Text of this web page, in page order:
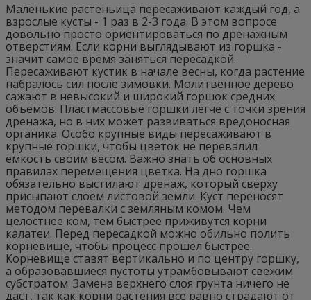
Маленькие растеньица пересаживают каждый год, а
взрослые кусты - 1 раз в 2-3 года. В этом вопросе
довольно просто ориентироваться по дренажным
отверстиям. Если корни выглядывают из горшка -
значит самое время заняться пересадкой.
Пересаживают кустик в начале весны, когда растение
набралось сил после зимовки. Молитвенное дерево
сажают в невысокий и широкий горшок средних
объемов. Пластмассовые горшки легче с точки зрения
дренажа, но в них может развиваться вредоносная
органика. Особо крупные виды пересаживают в
крупные горшки, чтобы цветок не перевалил
емкость своим весом. Важно знать об основных
правилах перемещения цветка. На дно горшка
обязательно выстилают дренаж, который сверху
присыпают слоем листовой земли. Куст переносят
методом перевалки с земляным комом. Чем
целостнее ком, тем быстрее приживутся корни
калатеи. Перед пересадкой можно обильно полить
корневище, чтобы процесс прошел быстрее.
Корневище ставят вертикально и по центру горшку,
а образовавшиеся пустоты утрамбовывают свежим
субстратом. Замена верхнего слоя грунта ничего не
даст, так как корни растения все равно страдают от